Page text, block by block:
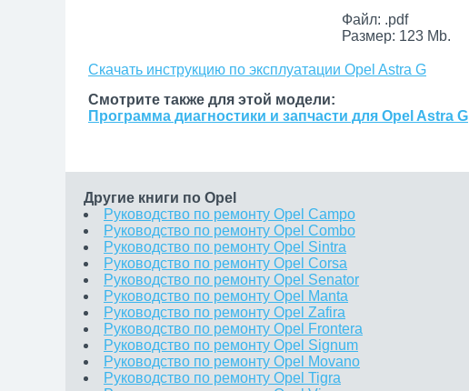
Файл: .pdf
Размер: 123 Mb.
Скачать инструкцию по эксплуатации Opel Astra G
Смотрите также для этой модели:
Программа диагностики и запчасти для Opel Astra G
Другие книги по Opel
Руководство по ремонту Opel Campo
Руководство по ремонту Opel Combo
Руководство по ремонту Opel Sintra
Руководство по ремонту Opel Corsa
Руководство по ремонту Opel Senator
Руководство по ремонту Opel Manta
Руководство по ремонту Opel Zafira
Руководство по ремонту Opel Frontera
Руководство по ремонту Opel Signum
Руководство по ремонту Opel Movano
Руководство по ремонту Opel Tigra